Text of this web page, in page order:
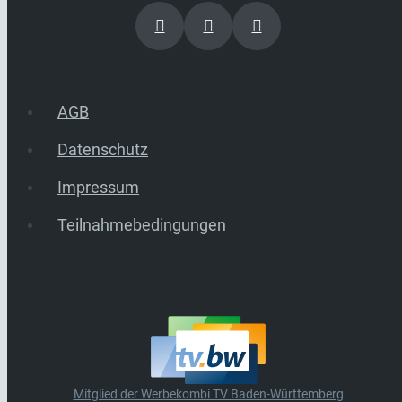
AGB
Datenschutz
Impressum
Teilnahmebedingungen
Mitglied der Werbekombi TV Baden-Württemberg